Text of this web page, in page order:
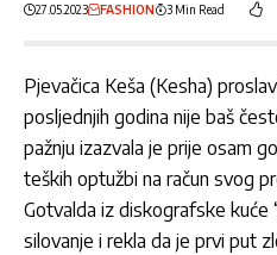
27.05.2023 FASHION 3 Min Read
Pjevačica Keša (Kesha)
posljednjih godina nije baš
pažnju izazvala je prije osam
teških optužbi na račun svog
Gotvalda iz diskografske kuće
silovanje i rekla da je prvi put